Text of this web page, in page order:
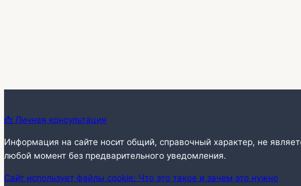
📩 Личная консультация
Информация на сайте носит общий, справочный характер, не
любой момент без предварительного уведомления.
Сайт использует файлы cookie: Что это такое и зачем это нужно